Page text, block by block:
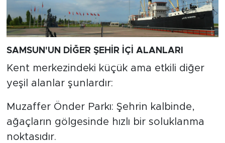
SAMSUN'UN DİĞER ŞEHİR İÇİ ALANLARI
Kent merkezindeki küçük ama etkili diğer
yeşil alanlar şunlardır:
Muzaffer Önder Parkı: Şehrin kalbinde,
ağaçların gölgesinde hızlı bir soluklanma
noktasıdır.